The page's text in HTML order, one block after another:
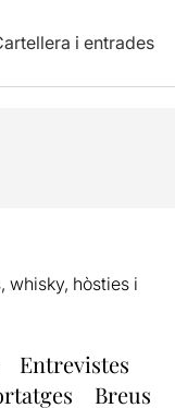
i entrades
whisky, hòsties i
Entrevistes
Breus